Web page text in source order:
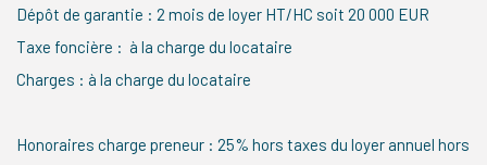
Dépôt de garantie : 2 mois de loyer HT/HC soit 20 000 EUR
Taxe foncière : à la charge du locataire
Charges : à la charge du locataire
Honoraires charge preneur : 25% hors taxes du loyer annuel hors